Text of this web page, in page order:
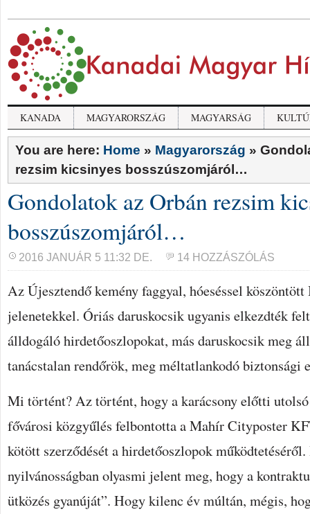
KANADA MAGYARORSZÁG MAGYARSÁG
You are here: Home » Magyarország »
rezsim kicsinyes bosszúszomjáról…
Gondolatok az Orbán rezsim
bosszúszomjáról…
2016 JANUÁR 5 11:32 DE. 14 HOZZÁSZÓLÁS
Az Újesztendő kemény faggyal, hóeséssel
jelenetekkel. Óriás daruskocsik ugyanis elkezdték
álldogáló hirdetőoszlopokat, más daruskocsik meg
tanácstalan rendőrök, meg méltatlankodó biztonsági
Mi történt? Az történt, hogy a karácsony előtti
fővárosi közgyűlés felbontotta a Mahír Cityposter
kötött szerződését a hirdetőoszlopok
nyilvánosságban olyasmi jelent meg, hogy a
ütközés gyanúját”. Hogy kilenc év múltán, mégis,